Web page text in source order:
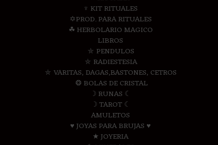
♆ KIT RITUALES
✡PROD. PARA RITUALES
☘ HERBOLARIO MAGICO
LIBROS
⛤ PENDULOS
⛤ RADIESTESIA
⛤ VARITAS, DAGAS,BASTONES, CETROS
❂ BOLAS DE CRISTAL
☽ RUNAS ☾
☽ TAROT ☾
AMULETOS
♥ JOYAS PARA BRUJAS ♥
★ JOYERIA